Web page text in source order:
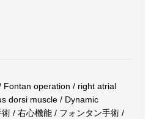
Fontan operation / right atrial
dorsi muscle / Dynamic
/ 右心機能 / フォンタン手術 /